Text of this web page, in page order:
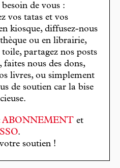
de vous :
vos tatas et vos
kiosque, diffusez-nous
ou en librairie,
partagez nos posts
nous des dons,
livres, ou simplement
de soutien car la bise
ABONNEMENT et
.
soutien !